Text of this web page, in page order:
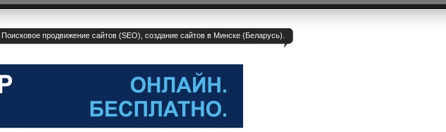
Поисковое продвижение сайтов (SEO), создание сайтов в Минске (Беларусь).